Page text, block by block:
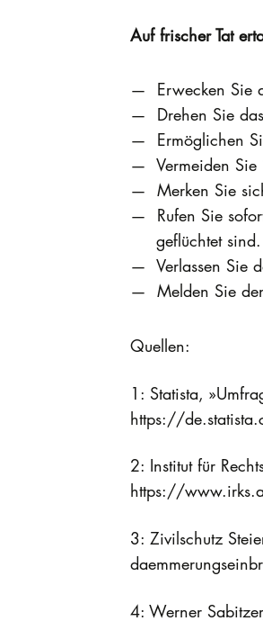
Auf frischer Tat
Erwecken Sie
Drehen Sie
Ermöglichen
Vermeiden
Merken Sie
Rufen Sie
geflüchtet
Verlassen Sie
Melden Sie
Quellen:
1: Statista,
https://
2: Institut für
https://
3: Zivilschutz
4: Werner